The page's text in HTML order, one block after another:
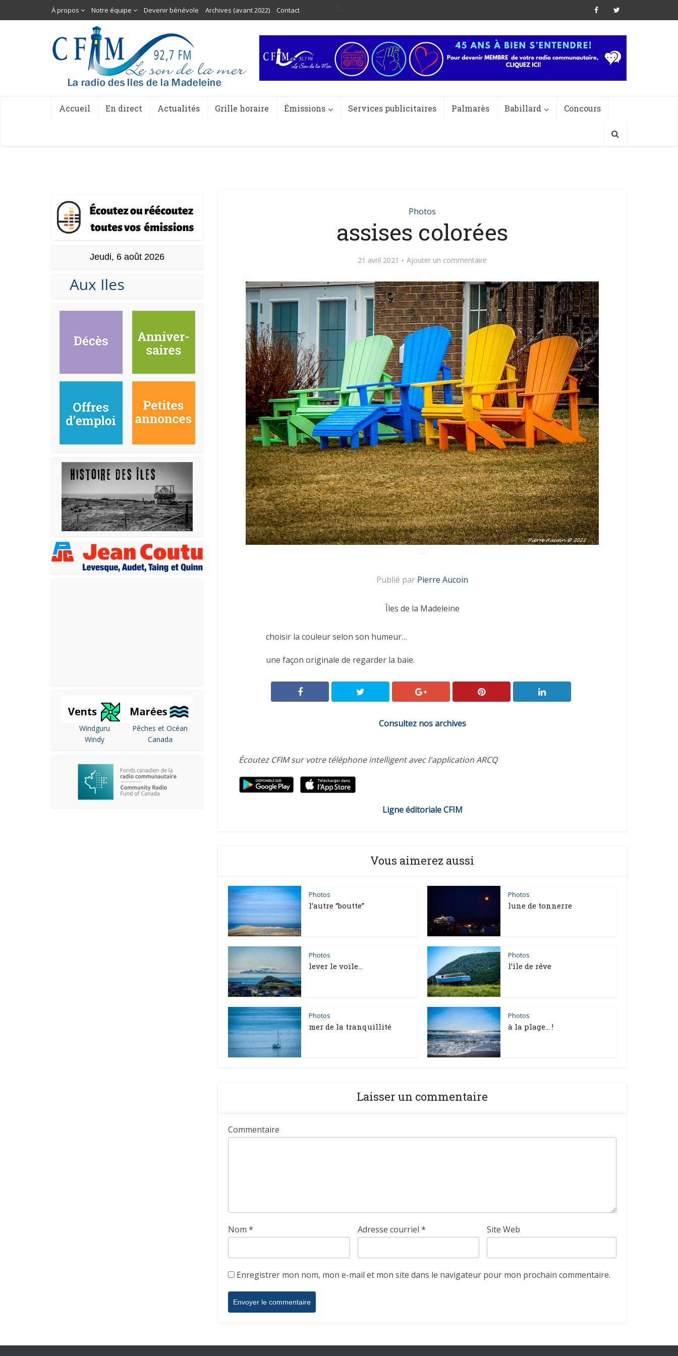
À propos Notre équipe Devenir bénévole Archives (avant 2022) Contact
Accueil En direct Actualités Grille horaire Émissions Services publicitaires Palmarès Babillard Concours
Jeudi, 6 août 2026
Aux Iles
Windguru
Windy
Pêches et Océan
Canada
Photos
assises colorées
21 avril 2021 Ajouter un commentaire
Publié par Pierre Aucoin
Îles de la Madeleine
choisir la couleur selon son humeur…
une façon originale de regarder la baie.
Consultez nos archives
Écoutez CFIM sur votre téléphone intelligent avec l'application ARCQ
Ligne éditoriale CFIM
Vous aimerez aussi
Photos
l’autre “boutte”
Photos
lune de tonnerre
Photos
lever le voile…
Photos
l’île de rêve
Photos
mer de la tranquillité
Photos
à la plage… !
Laisser un commentaire
Commentaire
Nom * Adresse courriel * Site Web
Enregistrer mon nom, mon e-mail et mon site dans le navigateur pour mon prochain commentaire.